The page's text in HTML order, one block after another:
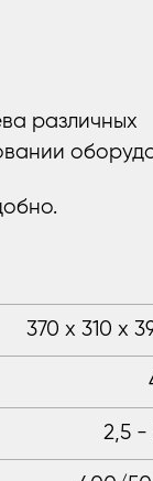
различных
370 x 310 x
2,5 -